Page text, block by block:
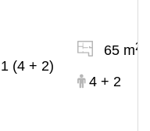
(4 + 2)
65 m2
4 + 2